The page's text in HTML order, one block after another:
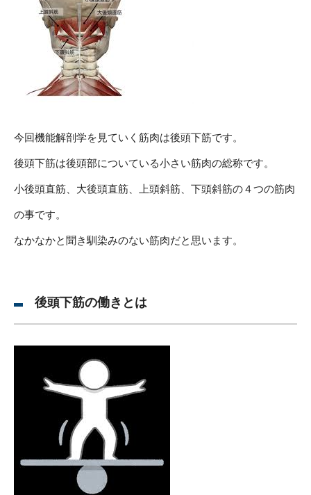
今回機能解剖学を見ていく筋肉は後頭下筋です。
後頭下筋は後頭部についている小さい筋肉の総称です。
小後頭直筋、大後頭直筋、上頭斜筋、下頭斜筋の４つの筋肉
の事です。
なかなかと聞き馴染みのない筋肉だと思います。
後頭下筋の働きとは